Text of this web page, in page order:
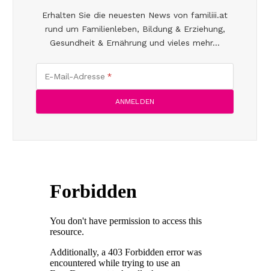
Erhalten Sie die neuesten News von familiii.at
rund um Familienleben, Bildung & Erziehung,
Gesundheit & Ernährung und vieles mehr...
E-Mail-Adresse